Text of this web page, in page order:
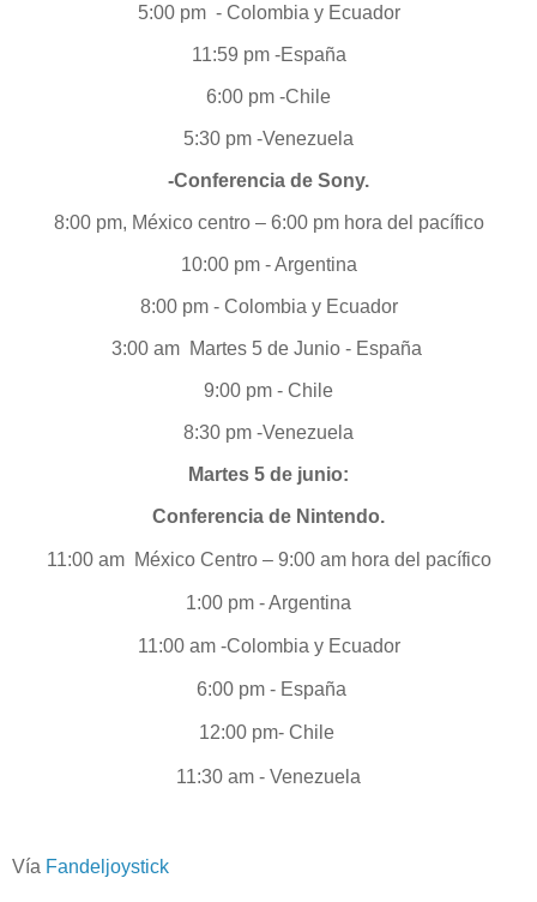
5:00 pm - Colombia y Ecuador
11:59 pm -España
6:00 pm -Chile
5:30 pm -Venezuela
-Conferencia de Sony.
8:00 pm, México centro – 6:00 pm hora del pacífico
10:00 pm - Argentina
8:00 pm - Colombia y Ecuador
3:00 am Martes 5 de Junio - España
9:00 pm - Chile
8:30 pm -Venezuela
Martes 5 de junio:
Conferencia de Nintendo.
11:00 am México Centro – 9:00 am hora del pacífico
1:00 pm - Argentina
11:00 am -Colombia y Ecuador
6:00 pm - España
12:00 pm- Chile
11:30 am - Venezuela
Vía Fandeljoystick